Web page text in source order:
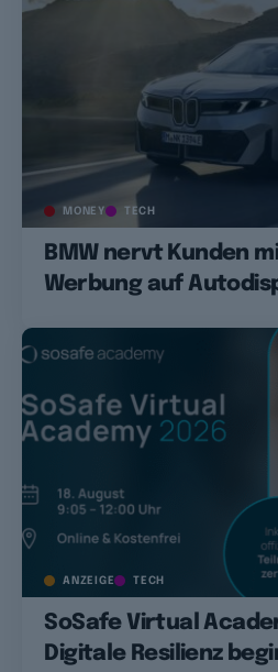
MONEY TECH
BMW nervt Kunden
Werbung auf
ANZEIGE TECH
SoSafe Virtual
Digitale Resilienz